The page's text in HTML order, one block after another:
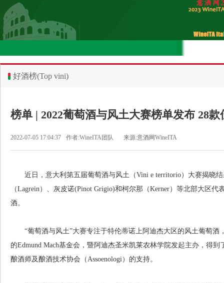
好酒榜(Top vini)
榜单 | 2022葡萄酒与风土大赛榜单发布 28
2022-07-05 17:04:37 作者:WineITA团队 来源:意酒网WineITA
近日，意大利第五届葡萄酒与风土（Vini e territorio）大赛揭晓结
（Lagrein）、灰皮诺(Pinot Grigio)和柯尔那（Kerner）等北部大区
酒。
“葡萄酒与风土”大赛专注于特伦蒂诺上阿迪杰大区的风土葡萄酒
的Edmund Mach基金会，暨阿迪杰圣米凯莱农林学院发起主办，得到
酿酒师及酿酒技术协会（Assoenologi）的支持。